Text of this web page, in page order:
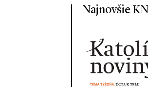
Najnovšie KN